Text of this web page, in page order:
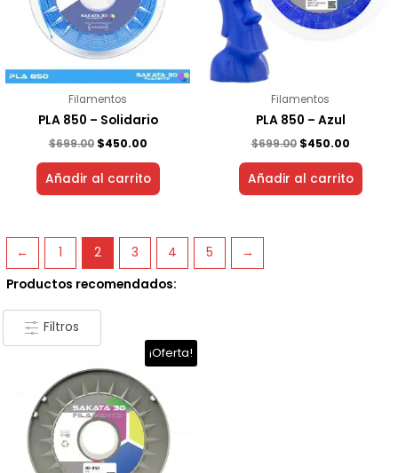
Productos recomendados:
Filtros
¡Oferta!
precio
original
era:
$490.00.
precio
actual
es:
$245.00.
Filamentos
PLA 850 – Solidario
$699.00 $450.00
Añadir al carrito
Filamentos
PLA 850 – Azul
$699.00 $450.00
Añadir al carrito
← 1 2 3 4 5 →